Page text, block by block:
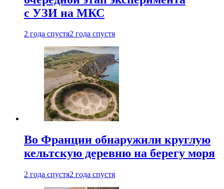
с УЗИ на МКС
2 года спустя2 года спустя
Во Франции обнаружили круглую
кельтскую деревню на берегу моря
2 года спустя2 года спустя